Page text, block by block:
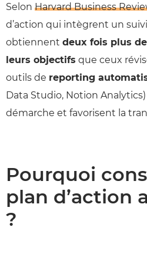
Selon Harvard Business
d’action qui intègrent un
obtiennent deux fois plus
leurs objectifs que ceux
outils de reporting
Data Studio, Notion
démarche et favorisent la
Pourquoi
plan d’action
?